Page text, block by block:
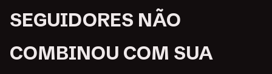
SEGUIDORES NÃO
COMBINOU COM SUA